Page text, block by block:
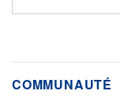
COMMUNAUTÉ